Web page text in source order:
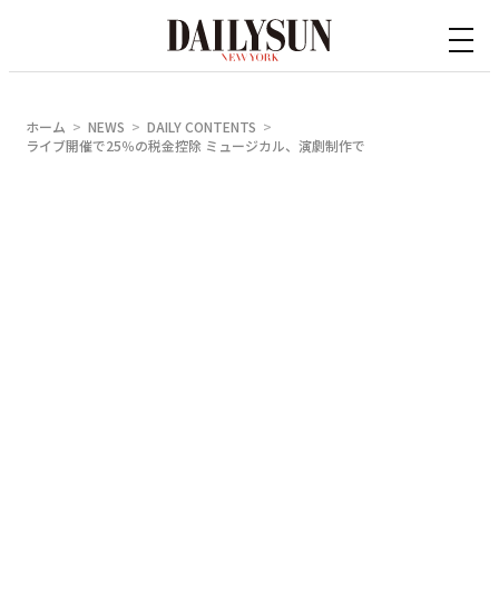
ホーム NEWS
DAILY CONTENTS
ライブ開催で25％の税金控除 ミュージカル、演劇制作で